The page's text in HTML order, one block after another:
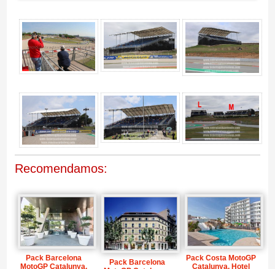
Recomendamos:
Pack Barcelona
MotoGP Catalunya,
Pack Barcelona
Pack Costa MotoGP
Catalunya, Hotel